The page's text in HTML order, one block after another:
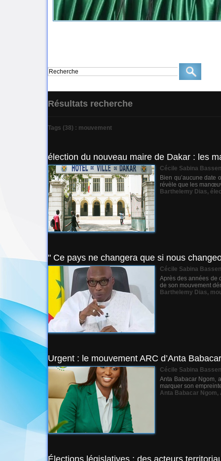
Résultats recherche
Tags (38) : mouvement
élection du nouveau maire de Dakar : les
Cécile Sabina
Bien qu’aucune date
révèle que les
Barthelemy Dias,
" Ce pays ne changera que si nous
Cécile Sabina
Après des années de
de son mouvement
Barthelemy Dias,
Urgent : le mouvement ARC d’Anta
Cécile Sabina
Anta Babacar Ngom,
marquer son
Anta Babacar Ngom,
Élections législatives : des acteurs